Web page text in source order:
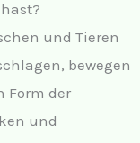
und Tieren
bewegen
Form der
und